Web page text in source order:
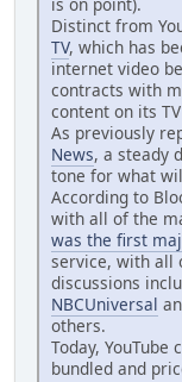
is on point).
Distinct from
TV, which has
internet video
contracts with
content on its
As previously
News, a steady
tone for what
According to
with all of the
was the first
service, with all
discussions
NBCUniversal
others.
Today,
bundled and